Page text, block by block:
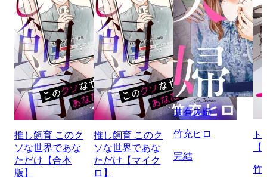
推し飼育 このク
ソな世界であな
ただけ【合本
版】
推し飼育 このク
ソな世界であな
ただけ【マイク
ロ】
共有夫婦
竹充ヒロ
完結
ト
竹